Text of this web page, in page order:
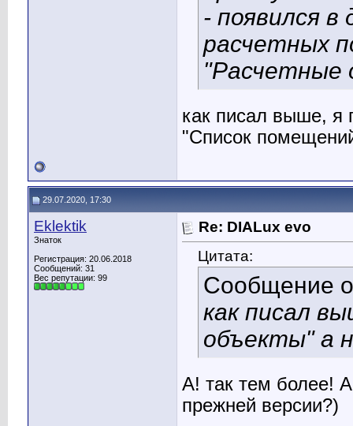
- появился в
расчетных
"Расчетные
как писал выше, я
"Список
29.07.2020, 17:30
Eklektik
Знаток
Регистрация: 20.06.2018
Сообщений: 31
Вес репутации: 99
Re: DIALux evo
Цитата:
Сообщение
как писал
объекты" а
А! так тем более!
прежней версии?)